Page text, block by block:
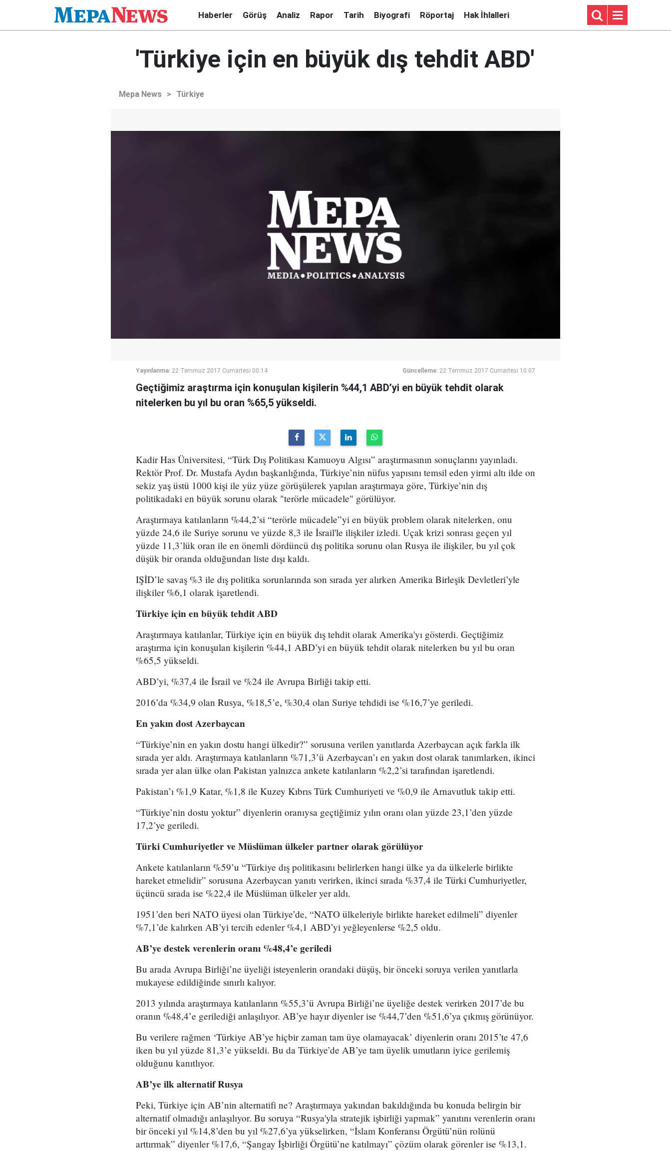
Haberler Görüş Analiz Rapor Tarih Biyografi Röportaj Hak İhlalleri
'Türkiye için en büyük dış tehdit ABD'
Mepa News > Türkiye
Yayınlanma: 22 Temmuz 2017 Cumartesi 00:14 Güncelleme: 22 Temmuz 2017 Cumartesi 10:07
Geçtiğimiz araştırma için konuşulan kişilerin %44,1 ABD’yi en büyük tehdit olarak
nitelerken bu yıl bu oran %65,5 yükseldi.
Kadir Has Üniversitesi, “Türk Dış Politikası Kamuoyu Algısı” araştırmasının sonuçlarını yayınladı.
Rektör Prof. Dr. Mustafa Aydın başkanlığında, Türkiye’nin nüfus yapısını temsil eden yirmi altı ilde on
sekiz yaş üstü 1000 kişi ile yüz yüze görüşülerek yapılan araştırmaya göre, Türkiye’nin dış
politikadaki en büyük sorunu olarak "terörle mücadele" görülüyor.
Araştırmaya katılanların %44,2’si “terörle mücadele”yi en büyük problem olarak nitelerken, onu
yüzde 24,6 ile Suriye sorunu ve yüzde 8,3 ile İsrail'le ilişkiler izledi. Uçak krizi sonrası geçen yıl
yüzde 11,3’lük oran ile en önemli dördüncü dış politika sorunu olan Rusya ile ilişkiler, bu yıl çok
düşük bir oranda olduğundan liste dışı kaldı.
IŞİD’le savaş %3 ile dış politika sorunlarında son sırada yer alırken Amerika Birleşik Devletleri’yle
ilişkiler %6,1 olarak işaretlendi.
Türkiye için en büyük tehdit ABD
Araştırmaya katılanlar, Türkiye için en büyük dış tehdit olarak Amerika'yı gösterdi. Geçtiğimiz
araştırma için konuşulan kişilerin %44,1 ABD’yi en büyük tehdit olarak nitelerken bu yıl bu oran
%65,5 yükseldi.
ABD’yi, %37,4 ile İsrail ve %24 ile Avrupa Birliği takip etti.
2016’da %34,9 olan Rusya, %18,5’e, %30,4 olan Suriye tehdidi ise %16,7’ye geriledi.
En yakın dost Azerbaycan
“Türkiye’nin en yakın dostu hangi ülkedir?” sorusuna verilen yanıtlarda Azerbaycan açık farkla ilk
sırada yer aldı. Araştırmaya katılanların %71,3’ü Azerbaycan’ı en yakın dost olarak tanımlarken, ikinci
sırada yer alan ülke olan Pakistan yalnızca ankete katılanların %2,2’si tarafından işaretlendi.
Pakistan’ı %1,9 Katar, %1,8 ile Kuzey Kıbrıs Türk Cumhuriyeti ve %0,9 ile Arnavutluk takip etti.
“Türkiye’nin dostu yoktur” diyenlerin oranıysa geçtiğimiz yılın oranı olan yüzde 23,1’den yüzde
17,2’ye geriledi.
Türki Cumhuriyetler ve Müslüman ülkeler partner olarak görülüyor
Ankete katılanların %59’u “Türkiye dış politikasını belirlerken hangi ülke ya da ülkelerle birlikte
hareket etmelidir” sorusuna Azerbaycan yanıtı verirken, ikinci sırada %37,4 ile Türki Cumhuriyetler,
üçüncü sırada ise %22,4 ile Müslüman ülkeler yer aldı.
1951’den beri NATO üyesi olan Türkiye’de, “NATO ülkeleriyle birlikte hareket edilmeli” diyenler
%7,1’de kalırken AB’yi tercih edenler %4,1 ABD’yi yeğleyenlerse %2,5 oldu.
AB’ye destek verenlerin oranı %48,4’e geriledi
Bu arada Avrupa Birliği’ne üyeliği isteyenlerin orandaki düşüş, bir önceki soruya verilen yanıtlarla
mukayese edildiğinde sınırlı kalıyor.
2013 yılında araştırmaya katılanların %55,3’ü Avrupa Birliği’ne üyeliğe destek verirken 2017’de bu
oranın %48,4’e gerilediği anlaşılıyor. AB’ye hayır diyenler ise %44,7’den %51,6’ya çıkmış görünüyor.
Bu verilere rağmen ‘Türkiye AB’ye hiçbir zaman tam üye olamayacak’ diyenlerin oranı 2015’te 47,6
iken bu yıl yüzde 81,3’e yükseldi. Bu da Türkiye’de AB’ye tam üyelik umutların iyice gerilemiş
olduğunu kanıtlıyor.
AB’ye ilk alternatif Rusya
Peki, Türkiye için AB’nin alternatifi ne? Araştırmaya yakından bakıldığında bu konuda belirgin bir
alternatif olmadığı anlaşılıyor. Bu soruya “Rusya'yla stratejik işbirliği yapmak” yanıtını verenlerin oranı
bir önceki yıl %14,8’den bu yıl %27,6’ya yükselirken, “İslam Konferansı Örgütü’nün rolünü
arttırmak” diyenler %17,6, “Şangay İşbirliği Örgütü’ne katılmayı” çözüm olarak görenler ise %13,1.